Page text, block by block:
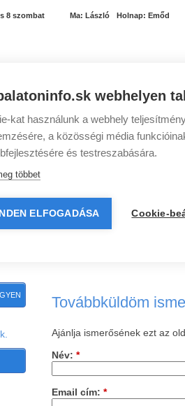
8 szombat Ma: László Holnap: Emőd
Továbbküldöm
Ajánlja ismerősének ezt az
Név: *
Email cím: *
webhelyen
kat használunk a webhely
a közösségi média
és testreszabására.
többet
ELFOGADÁSA Cookie-